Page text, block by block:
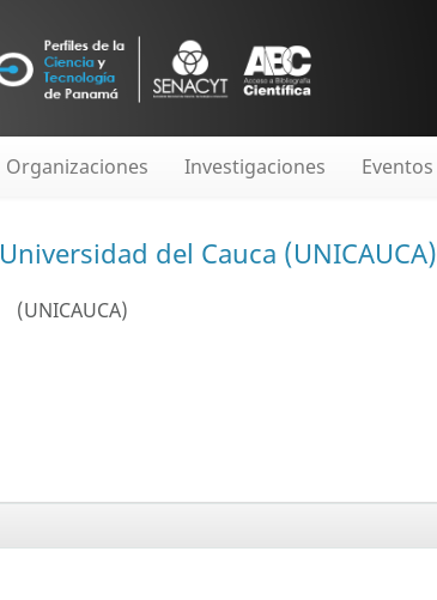
Organizaciones Investigaciones Eventos
Universidad del Cauca (UNICAUCA)
(UNICAUCA)